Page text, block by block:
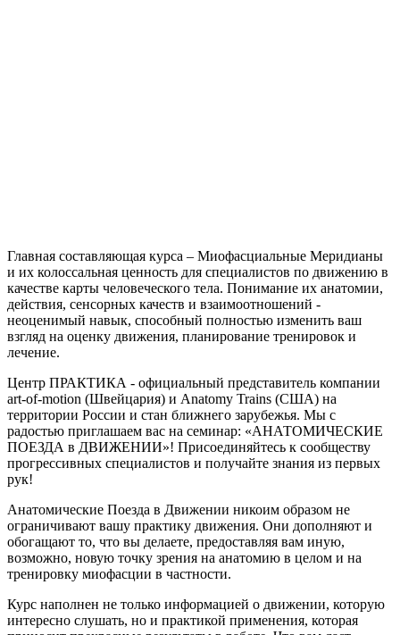
Главная составляющая курса – Миофасциальные Меридианы
и их колоссальная ценность для специалистов по движению в
качестве карты человеческого тела. Понимание их анатомии,
действия, сенсорных качеств и взаимоотношений -
неоценимый навык, способный полностью изменить ваш
взгляд на оценку движения, планирование тренировок и
лечение.
Центр ПРАКТИКА - официальный представитель компании
art-of-motion (Швейцария) и Anatomy Trains (США) на
территории России и стан ближнего зарубежья. Мы с
радостью приглашаем вас на семинар: «АНАТОМИЧЕСКИЕ
ПОЕЗДА в ДВИЖЕНИИ»! Присоединяйтесь к сообществу
прогрессивных специалистов и получайте знания из первых
рук!
Анатомические Поезда в Движении никоим образом не
ограничивают вашу практику движения. Они дополняют и
обогащают то, что вы делаете, предоставляя вам иную,
возможно, новую точку зрения на анатомию в целом и на
тренировку миофасции в частности.
Курс наполнен не только информацией о движении, которую
интересно слушать, но и практикой применения, которая